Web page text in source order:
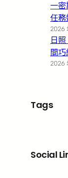
一密
任務
2026
日
間
2026
Tags
Social